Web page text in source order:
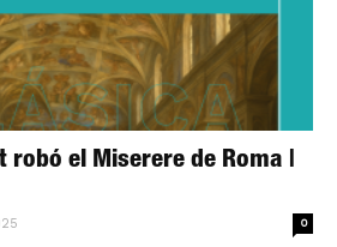
robó el Miserere de Roma |
0